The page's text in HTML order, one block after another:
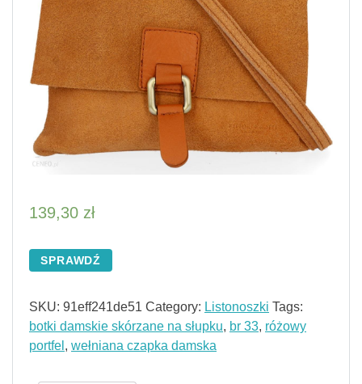
139,30 zł
SPRAWDŹ
SKU: 91eff241de51 Category: Listonoszki Tags:
botki damskie skórzane na słupku, br 33, różowy
portfel , wełniana czapka damska